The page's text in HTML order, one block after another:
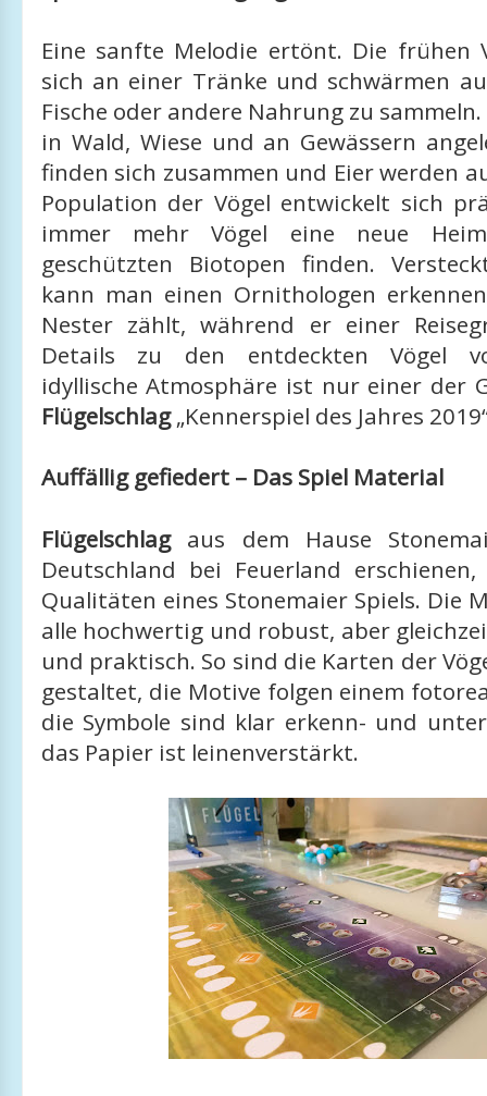
Eine sanfte Melodie ertönt. Die frühen
sich an einer Tränke und schwärmen
Fische oder andere Nahrung zu
in Wald, Wiese und an Gewässern
finden sich zusammen und Eier werden
Population der Vögel entwickelt sich
immer mehr Vögel eine neue
geschützten Biotopen finden.
kann man einen Ornithologen
Nester zählt, während er einer
Details zu den entdeckten Vögel
idyllische Atmosphäre ist nur einer der
Flügelschlag„Kennerspiel des Jahres
Auffällig gefiedert – Das Spiel Material
Flügelschlagaus dem Hause
Deutschland bei Feuerland
Qualitäten eines Stonemaier Spiels. Die
alle hochwertig und robust, aber
und praktisch. So sind die Karten der
gestaltet, die Motive folgen einem
die Symbole sind klar erkenn- und
das Papier ist leinenverstärkt.